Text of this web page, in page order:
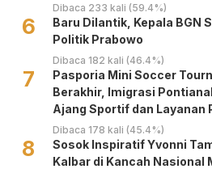
Dibaca 233 kali (59.4%)
6
Baru Dilantik, Kepala BGN
Politik Prabowo
Dibaca 182 kali (46.4%)
7
Pasporia Mini Soccer
Berakhir, Imigrasi
Ajang Sportif dan Layanan
Masyarakat
Dibaca 178 kali (45.4%)
8
‎Sosok Inspiratif Yvonni
Kalbar di Kancah Nasional